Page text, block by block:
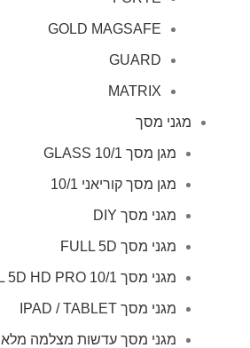
GOLD MAGSAFE
GUARD
MATRIX
מגני מסך
מגן מסך GLASS 10/1
מגן מסך קוריאני 10/1
מגני מסך DIY
מגני מסך FULL 5D
מגני מסך FULL 5D HD PRO 10/1
מגני מסך IPAD / TABLET
מגני מסך עדשות מצלמה מלא